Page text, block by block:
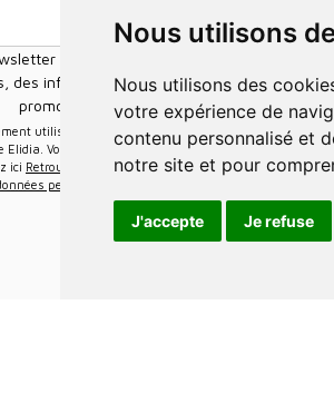
Nous utilisons
Nous utilisons des cookies et d'autres technologies de suivi pour améliorer
votre expérience de
contenu personnalisé et
notre site et pour
J'accepte Je refuse
pour recevoir nos nouvelles offres,
des informations sur les ventes et les
promotions.
Vous pouvez vous désinscrire à tout moment.
ici Retrouvez ici notre politique de protection de vos
personnelles